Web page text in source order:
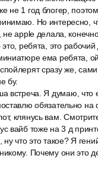
не 1 год блогер,
Но интересно,
apple делала,
ребята, это рабочий
ема ребята,
сразу же,
бу.
встреча. Я думаю, что
обязательно на
клянусь вам.
вайб тоже на 3 д
что это такое? Я
Почему они это